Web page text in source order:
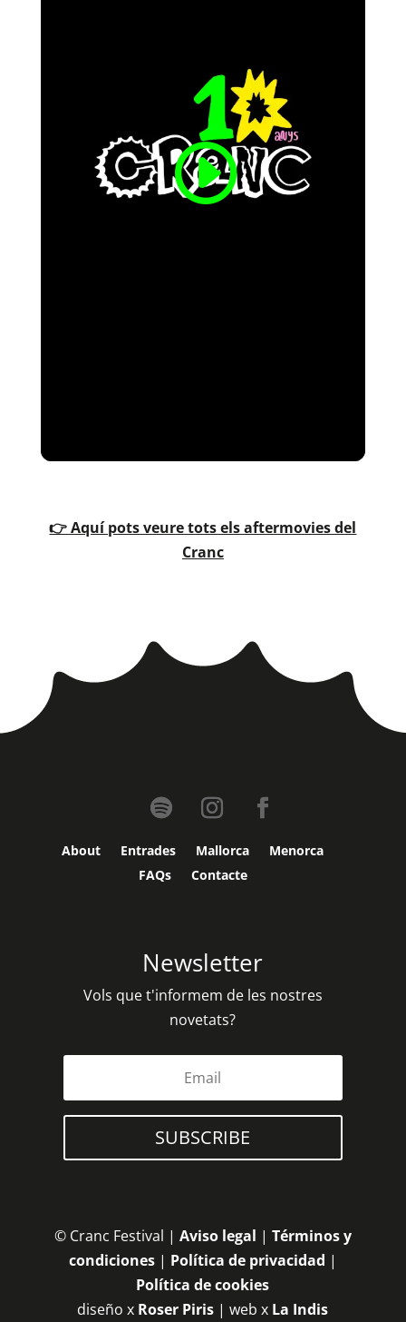
👉 Aquí pots veure tots els aftermovies del
Cranc
About Entrades Mallorca
Menorca
FAQs
Contacte
Newsletter
Vols que t'informem de les nostres
novetats?
SUBSCRIBE
© Cranc Festival | Aviso legal | Términos y
condiciones| Política de privacidad |
Política de cookies
diseño x Roser Piris | web x La Indis